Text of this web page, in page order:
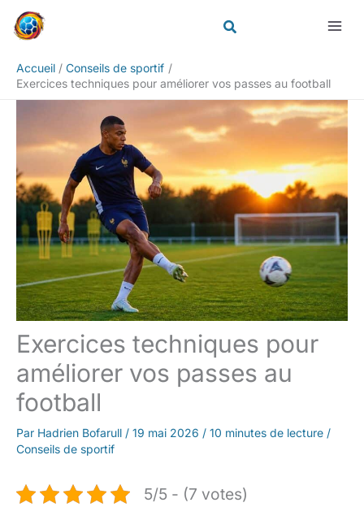
Accueil
Conseils de sportif
Exercices techniques pour améliorer vos passes au football
Exercices techniques pour
améliorer vos passes au
football
Par Hadrien Bofarull / 19 mai 2026 / 10 minutes de lecture /
Conseils de sportif
5/5 - (7 votes)
Rechercher